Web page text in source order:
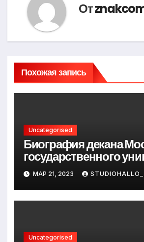
От
Похожая запись
Uncategorised
Биография декана
государственного
Андрея Сидорова — от
до руководителя
МАР 21, 2023 STUDIOHALLO_
Uncategorised